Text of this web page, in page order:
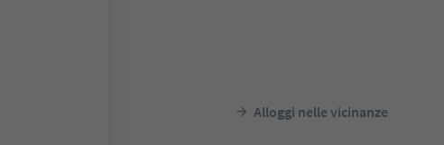
Alloggi nelle vicinanze